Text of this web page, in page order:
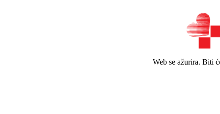
Web se ažurira. Biti